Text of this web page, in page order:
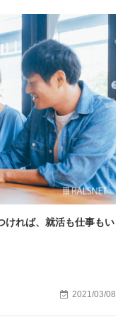
ければ、就活も仕事もい
2021/03/08